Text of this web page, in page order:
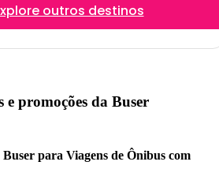
outros destinos
e promoções da Buser
para Viagens de Ônibus com